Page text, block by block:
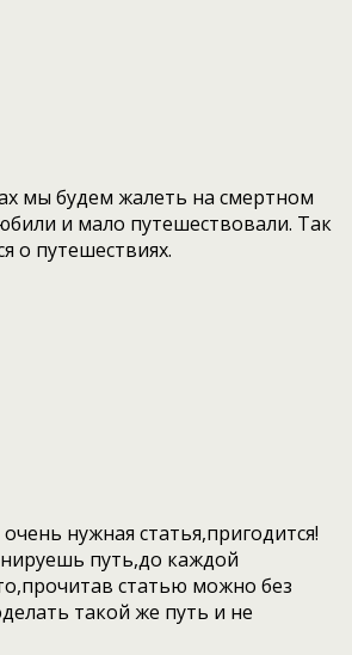
мы будем жалеть на смертном
и мало путешествовали. Так
о путешествиях.
нужная статья,пригодится!
путь,до каждой
статью можно без
такой же путь и не